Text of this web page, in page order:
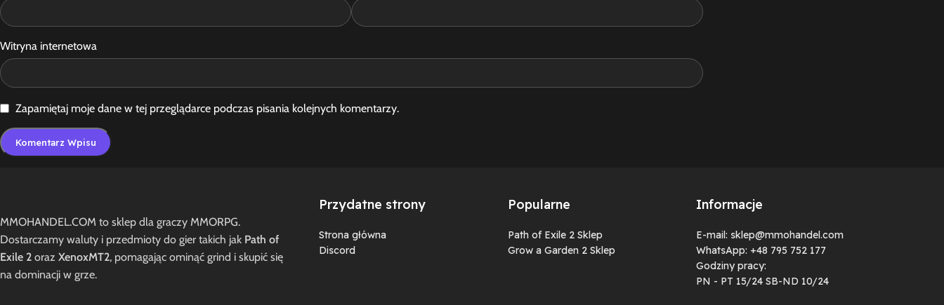
Witryna internetowa
Zapamiętaj moje dane w tej przeglądarce podczas pisania kolejnych komentarzy.
MMOHANDEL.COM to sklep dla graczy MMORPG.
Dostarczamy waluty i przedmioty do gier takich jak Path of
Exile 2 oraz XenoxMT2, pomagając ominąć grind i skupić się
na dominacji w grze.
Przydatne strony
Strona główna
Discord
Popularne
Path of Exile 2 Sklep
Grow a Garden 2 Sklep
Informacje
E-mail: sklep@mmohandel.com
WhatsApp: +48 795 752 177
Godziny pracy:
PN - PT 15/24 SB-ND 10/24